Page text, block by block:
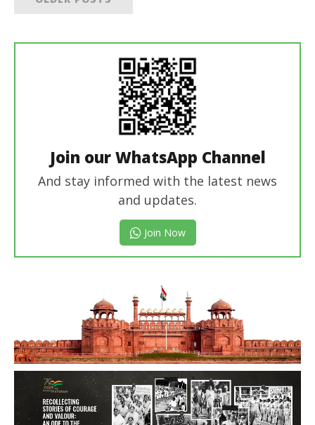
Join our WhatsApp Channel
And stay informed with the latest news
and updates.
Join Now